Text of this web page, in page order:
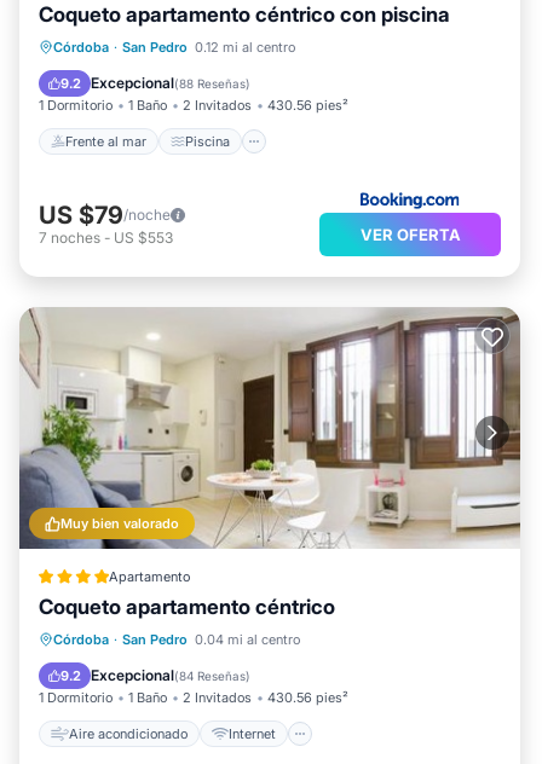
Coqueto apartamento céntrico con piscina
Córdoba · San Pedro 0.12 mi al centro
9.2 Excepcional(88 Reseñas)
1 Dormitorio 1 Baño 2 Invitados 430.56 pies²
Frente al mar Piscina
Frente al mar Piscina
Balcón/Terraza
US $79/noche
7 noches - US $553 VER OFERTA
Muy bien valorado
Apartamento
Coqueto apartamento céntrico
Córdoba · San Pedro 0.04 mi al centro
9.2 Excepcional(84 Reseñas)
1 Dormitorio 1 Baño 2 Invitados 430.56 pies²
Aire acondicionado Internet
Aire acondicionado
Internet
Apto para niños